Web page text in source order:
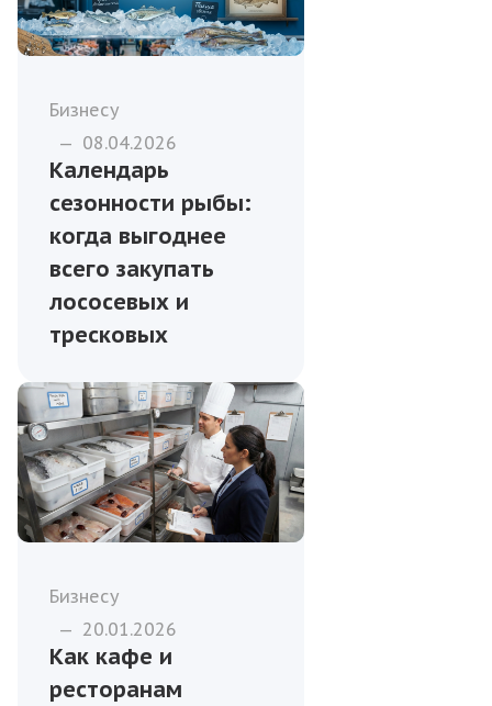
Бизнесу
— 08.04.2026
Календарь
сезонности рыбы:
когда выгоднее
всего закупать
лососевых и
тресковых
Бизнесу
— 20.01.2026
Как кафе и
ресторанам